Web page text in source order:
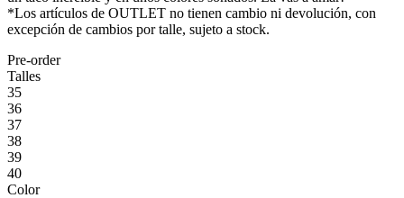
*Los artículos de OUTLET no tienen cambio ni devolución, con
excepción de cambios por talle, sujeto a stock.
Pre-order
Talles
35
36
37
38
39
40
Color